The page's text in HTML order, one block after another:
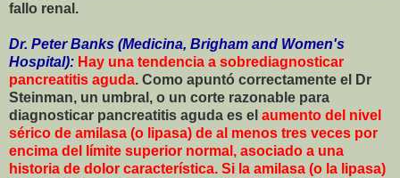
fallo renal.
Dr. Peter Banks (Medicina, Brigham and Women's
Hospital): Hay una tendencia a sobrediagnosticar
pancreatitis aguda. Como apuntó correctamente el Dr
Steinman, un umbral, o un corte razonable para
diagnosticar pancreatitis aguda es el aumento del nivel
sérico de amilasa (o lipasa) de al menos tres veces por
encima del límite superior normal, asociado a una
historia de dolor característica. Si la amilasa (o la lipasa)